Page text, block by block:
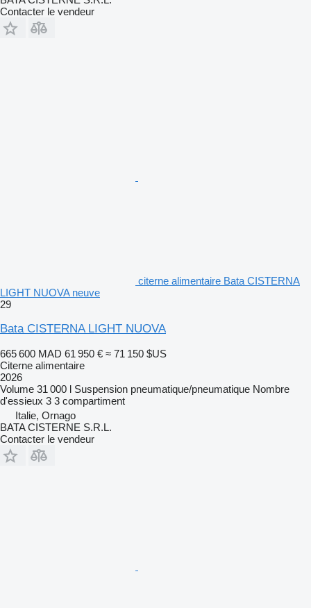
Contacter le vendeur
citerne alimentaire Bata CISTERNA
LIGHT NUOVA neuve
29
Bata CISTERNA LIGHT NUOVA
665 600 MAD 61 950 € ≈ 71 150 $US
Citerne alimentaire
2026
Volume 31 000 l Suspension pneumatique/pneumatique Nombre
d'essieux 3 3 compartiment
Italie, Ornago
BATA CISTERNE S.R.L.
Contacter le vendeur